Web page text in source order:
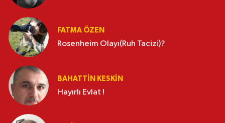
FATMA ÖZEN
Rosenheim Olayı(Ruh Tacizi)?
BAHATTIN KESKİN
Hayırlı Evlat !